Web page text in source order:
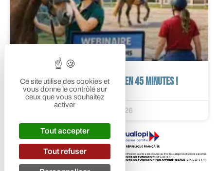
Comprendre le TP RPMS en 45 minutes !
30 mars 2026
Ce site utilise des cookies et
vous donne le contrôle sur
ceux que vous souhaitez
activer
Tout accepter
Tout refuser